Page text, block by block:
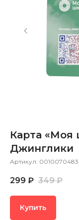
Карта «Моя
Джинглики
Артикул: 0010070483
299 ₽ 349 ₽
Купить